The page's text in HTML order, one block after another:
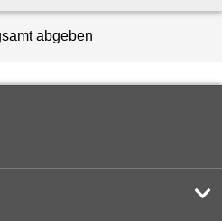
abgeben